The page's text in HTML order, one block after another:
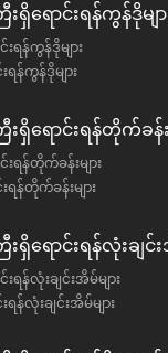
ရောင်းရန်ကွန်ဒိုမျာ
န်ကွန်ဒိုများ
န်ကွန်ဒိုများ
ရောင်းရန်တိုက်ခန်း
ရန်တိုက်ခန်းများ
ရန်တိုက်ခန်းများ
ရောင်းရန်လုံးချင်း
န်လုံးချင်းအိမ်များ
န်လုံးချင်းအိမ်များ